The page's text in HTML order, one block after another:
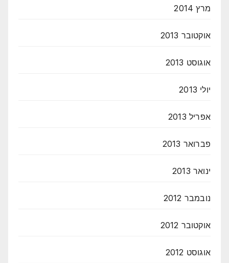
מרץ 2014
אוקטובר 2013
אוגוסט 2013
יולי 2013
אפריל 2013
פברואר 2013
ינואר 2013
נובמבר 2012
אוקטובר 2012
אוגוסט 2012